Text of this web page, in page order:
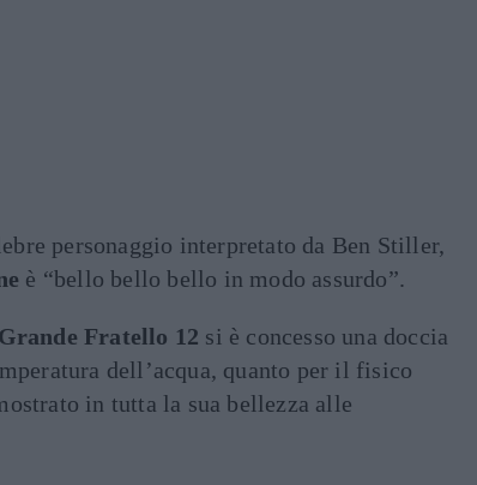
personaggio interpretato da Ben Stiller,
è “bello bello bello in modo assurdo”.
Grande Fratello 12 si è concesso una doccia
dell’acqua, quanto per il fisico
in tutta la sua bellezza alle